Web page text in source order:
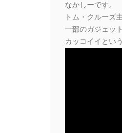
なかしーです。
トム・クルーズ
一部のガジェッ
カッコイイとい